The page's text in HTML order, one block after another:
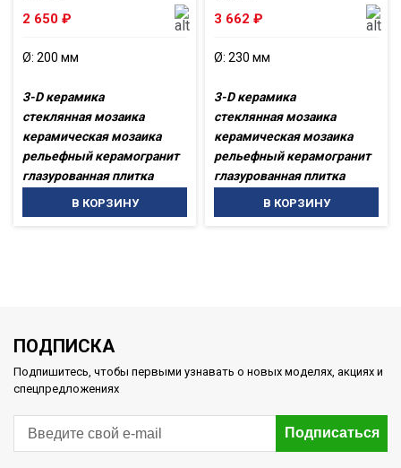
2 650 ₽
Ø: 200 мм
3-D керамика
стеклянная мозаика
керамическая мозаика
рельефный керамогранит
глазурованная плитка
В КОРЗИНУ
3 662 ₽
Ø: 230 мм
3-D керамика
стеклянная мозаика
керамическая мозаика
рельефный керамогранит
глазурованная плитка
В КОРЗИНУ
ПОДПИСКА
Подпишитесь, чтобы первыми узнавать о новых моделях, акциях и
спецпредложениях
Подписаться